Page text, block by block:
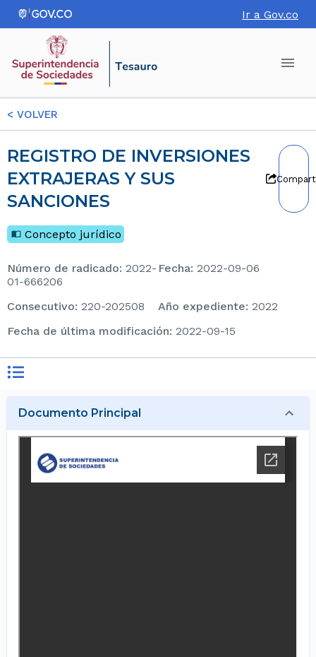
Ir a Gov.co
< VOLVER
REGISTRO DE INVERSIONES
EXTRAJERAS Y SUS
SANCIONES
Concepto jurídico
Número de radicado: 2022-
01-666206
Fecha: 2022-09-06
consecutivo: 220-202508 Año expediente: 2022
Fecha de última modificación: 2022-09-15
Documento Principal